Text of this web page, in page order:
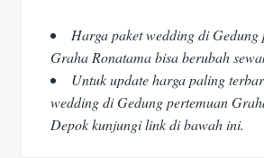
Harga paket wedding di Gedung
Graha Ronatama bisa berubah
Untuk update harga paling
wedding di Gedung pertemuan
Depok kunjungi link di bawah ini.